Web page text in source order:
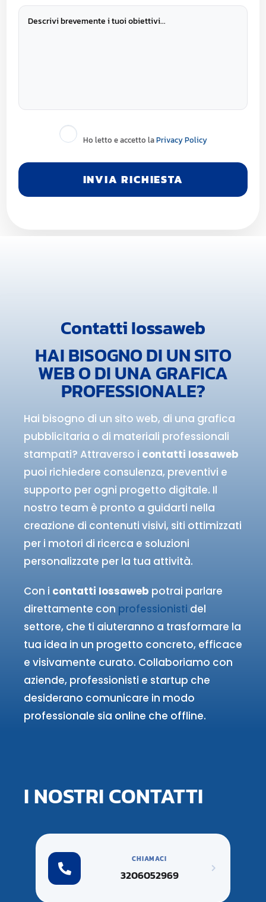
Ho letto e accetto laPrivacy Policy
Contatti Iossaweb
HAI BISOGNO DI UN SITO
WEB O DI UNA GRAFICA
PROFESSIONALE?
Hai bisogno di un sito web, di una grafica
pubblicitaria o di materiali professionali
stampati? Attraverso i contatti Iossaweb
puoi richiedere consulenza, preventivi e
supporto per ogni progetto digitale. Il
nostro team è pronto a guidarti nella
creazione di contenuti visivi, siti ottimizzati
per i motori di ricerca e soluzioni
personalizzate per la tua attività.
Con i contatti Iossaweb potrai parlare
direttamente con professionisti del
settore, che ti aiuteranno a trasformare la
tua idea in un progetto concreto, efficace
e visivamente curato. Collaboriamo con
aziende, professionisti e startup che
desiderano comunicare in modo
professionale sia online che offline.
I NOSTRI CONTATTI​
CHIAMACI
3206052969